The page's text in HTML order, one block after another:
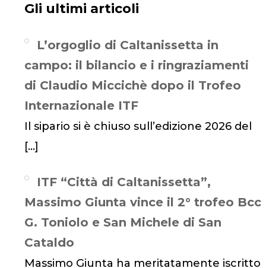
Gli ultimi articoli
L’orgoglio di Caltanissetta in
campo: il bilancio e i ringraziamenti
di Claudio Miccichè dopo il Trofeo
Internazionale ITF
Il sipario si è chiuso sull’edizione 2026 del
[…]
ITF “Città di Caltanissetta”,
Massimo Giunta vince il 2° trofeo Bcc
G. Toniolo e San Michele di San
Cataldo
Massimo Giunta ha meritatamente iscritto